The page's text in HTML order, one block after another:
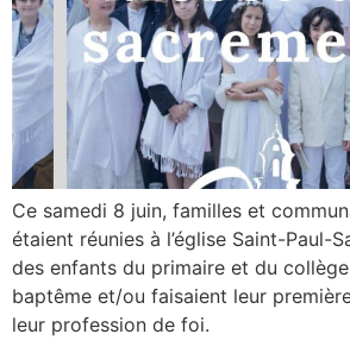
Ce samedi 8 juin, familles et
étaient réunies à l’église Saint-Paul-
des enfants du primaire et du
baptême et/ou faisaient leur
leur profession de foi.